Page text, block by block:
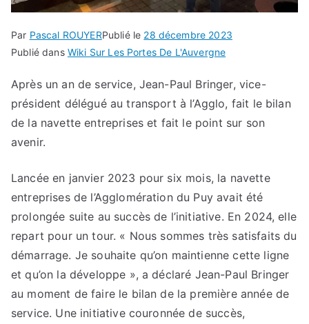
Par Pascal ROUYERPublié le 28 décembre 2023
Publié dans Wiki Sur Les Portes De L'Auvergne
Après un an de service, Jean-Paul Bringer, vice-
président délégué au transport à l’Agglo, fait le bilan
de la navette entreprises et fait le point sur son
avenir.
Lancée en janvier 2023 pour six mois, la navette
entreprises de l’Agglomération du Puy avait été
prolongée suite au succès de l’initiative. En 2024, elle
repart pour un tour. « Nous sommes très satisfaits du
démarrage. Je souhaite qu’on maintienne cette ligne
et qu’on la développe », a déclaré Jean-Paul Bringer
au moment de faire le bilan de la première année de
service. Une initiative couronnée de succès,